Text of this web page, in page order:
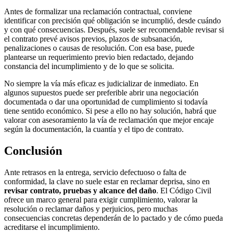
Antes de formalizar una reclamación contractual, conviene
identificar con precisión qué obligación se incumplió, desde cuándo
y con qué consecuencias. Después, suele ser recomendable revisar si
el contrato prevé avisos previos, plazos de subsanación,
penalizaciones o causas de resolución. Con esa base, puede
plantearse un requerimiento previo bien redactado, dejando
constancia del incumplimiento y de lo que se solicita.
No siempre la vía más eficaz es judicializar de inmediato. En
algunos supuestos puede ser preferible abrir una negociación
documentada o dar una oportunidad de cumplimiento si todavía
tiene sentido económico. Si pese a ello no hay solución, habrá que
valorar con asesoramiento la vía de reclamación que mejor encaje
según la documentación, la cuantía y el tipo de contrato.
Conclusión
Ante retrasos en la entrega, servicio defectuoso o falta de
conformidad, la clave no suele estar en reclamar deprisa, sino en
revisar contrato, pruebas y alcance del daño. El Código Civil
ofrece un marco general para exigir cumplimiento, valorar la
resolución o reclamar daños y perjuicios, pero muchas
consecuencias concretas dependerán de lo pactado y de cómo pueda
acreditarse el incumplimiento.